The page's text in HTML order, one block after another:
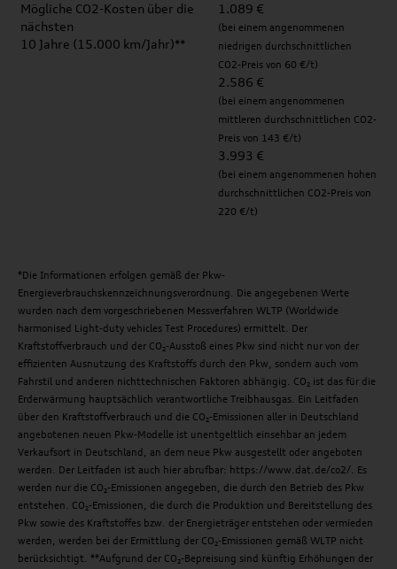
Mögliche CO2-Kosten über die
nächsten
10 Jahre (15.000 km/Jahr)**
1.089 €
(bei einem angenommenen
niedrigen durchschnittlichen
CO2-Preis von 60 €/t)
2.586 €
(bei einem angenommenen
mittleren durchschnittlichen CO2-
Preis von 143 €/t)
3.993 €
(bei einem angenommenen hohen
durchschnittlichen CO2-Preis von
220 €/t)
*Die Informationen erfolgen gemäß der Pkw-
Energieverbrauchskennzeichnungsverordnung. Die angegebenen Werte
wurden nach dem vorgeschriebenen Messverfahren WLTP (Worldwide
harmonised Light-duty vehicles Test Procedures) ermittelt. Der
Kraftstoffverbrauch und der CO₂-Ausstoß eines Pkw sind nicht nur von der
effizienten Ausnutzung des Kraftstoffs durch den Pkw, sondern auch vom
Fahrstil und anderen nichttechnischen Faktoren abhängig. CO₂ ist das für die
Erderwärmung hauptsächlich verantwortliche Treibhausgas. Ein Leitfaden
über den Kraftstoffverbrauch und die CO₂-Emissionen aller in Deutschland
angebotenen neuen Pkw-Modelle ist unentgeltlich einsehbar an jedem
Verkaufsort in Deutschland, an dem neue Pkw ausgestellt oder angeboten
werden. Der Leitfaden ist auch hier abrufbar: https://www.dat.de/co2/. Es
werden nur die CO₂-Emissionen angegeben, die durch den Betrieb des Pkw
entstehen. CO₂-Emissionen, die durch die Produktion und Bereitstellung des
Pkw sowie des Kraftstoffes bzw. der Energieträger entstehen oder vermieden
werden, werden bei der Ermittlung der CO₂-Emissionen gemäß WLTP nicht
berücksichtigt. **Aufgrund der CO₂-Bepreisung sind künftig Erhöhungen der